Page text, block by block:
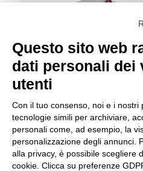
Questo sito web
dati personali dei
utenti
Con il tuo consenso, noi e i nostri
tecnologie simili per archiviare,
personali come, ad esempio, la
personalizzazione degli annunci.
alla privacy, è possibile scegliere
cookie. Clicca su preferenze